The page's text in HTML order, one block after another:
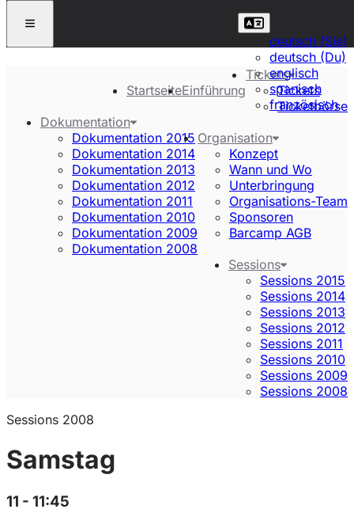
deutsch (Sie)
deutsch (Du)
englisch
spanisch
französisch
StartseiteEinführung
Tickets
Tickets
Ticketbörse
Dokumentation
Dokumentation 2015
Dokumentation 2014
Dokumentation 2013
Dokumentation 2012
Dokumentation 2011
Dokumentation 2010
Dokumentation 2009
Dokumentation 2008
Organisation
Konzept
Wann und Wo
Unterbringung
Organisations-Team
Sponsoren
Barcamp AGB
Sessions
Sessions 2015
Sessions 2014
Sessions 2013
Sessions 2012
Sessions 2011
Sessions 2010
Sessions 2009
Sessions 2008
Sessions 2008
Samstag
11 - 11:45